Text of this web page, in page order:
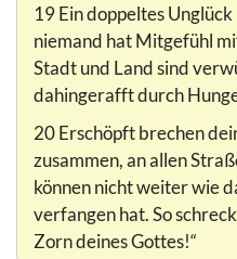
19 Ein doppeltes
niemand hat Mitgefühl
Stadt und Land sind
dahingerafft durch
20 Erschöpft brechen
zusammen, an allen
können nicht weiter wie
verfangen hat. So
Zorn deines Gottes!“